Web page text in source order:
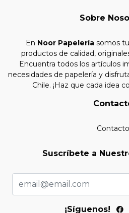
Sobre
En Noor Papeleríasomos
productos de calidad,
Encuentra todos los artículos
necesidades de papelería y
Chile. ¡Haz que cada idea
Contacto
Suscríbete a
¡Síguenos!